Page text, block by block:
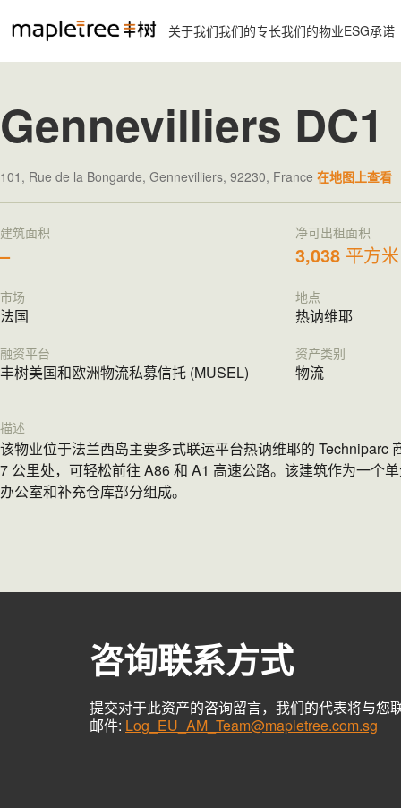
关于我们我们的专长我们的物业ESG承诺
Gennevilliers DC1
101, Rue de la Bongarde, Gennevilliers, 92230, France 在地图上查看
建筑面积
–
净可出租面积
3,038 平方米
市场
法国
地点
热讷维耶
融资平台
丰树美国和欧洲物流私募信托 (MUSEL)
资产类别
物流
描述
该物业位于法兰西岛主要多式联运平台热讷维耶的 Techniparc
7 公里处，可轻松前往 A86 和 A1 高速公路。该建筑作为一个
办公室和补充仓库部分组成。
咨询联系方式
提交对于此资产的咨询留言，我们的代表将与您
邮件: Log_EU_AM_Team@mapletree.com.sg